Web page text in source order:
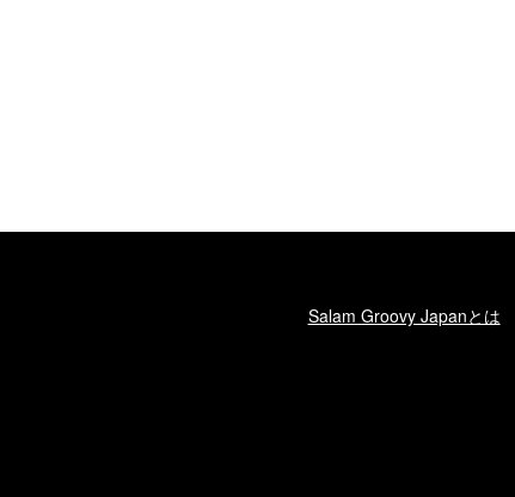
Salam Groovy Japanとは